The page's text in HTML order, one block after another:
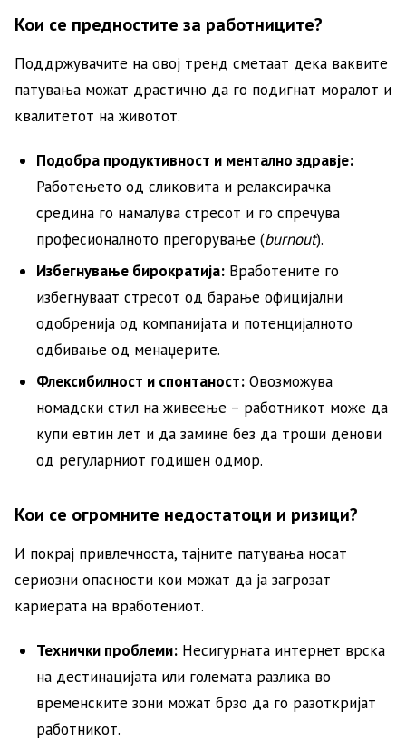
Кои се предностите за работниците?
Поддржувачите на овој тренд сметаат дека ваквите
патувања можат драстично да го подигнат моралот и
квалитетот на животот.
Подобра продуктивност и ментално здравје:
Работењето од сликовита и релаксирачка
средина го намалува стресот и го спречува
професионалното прегорување (burnout).
Избегнување бирократија: Вработените го
избегнуваат стресот од барање официјални
одобренија од компанијата и потенцијалното
одбивање од менаџерите.
Флексибилност и спонтаност: Овозможува
номадски стил на живеење – работникот може да
купи евтин лет и да замине без да троши денови
од регуларниот годишен одмор.
Кои се огромните недостатоци и ризици?
И покрај привлечноста, тајните патувања носат
сериозни опасности кои можат да ја загрозат
кариерата на вработениот.
Технички проблеми: Несигурната интернет врска
на дестинацијата или големата разлика во
временските зони можат брзо да го разоткријат
работникот.